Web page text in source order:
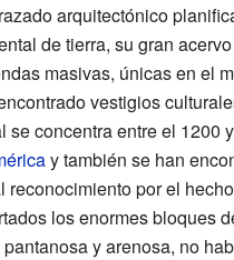
arquitectónico
de tierra, su gran
masivas, únicas en el
vestigios
se concentra entre el 1200
y también se han
reconocimiento por el
los enormes bloques
y arenosa, no